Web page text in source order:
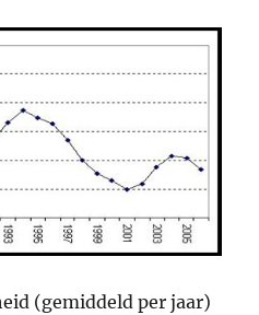
(gemiddeld per jaar)